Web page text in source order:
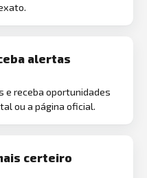
alertas
e receba oportunidades
ou a página oficial.
certeiro